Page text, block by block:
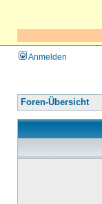
Anmelden
Foren-Übersicht